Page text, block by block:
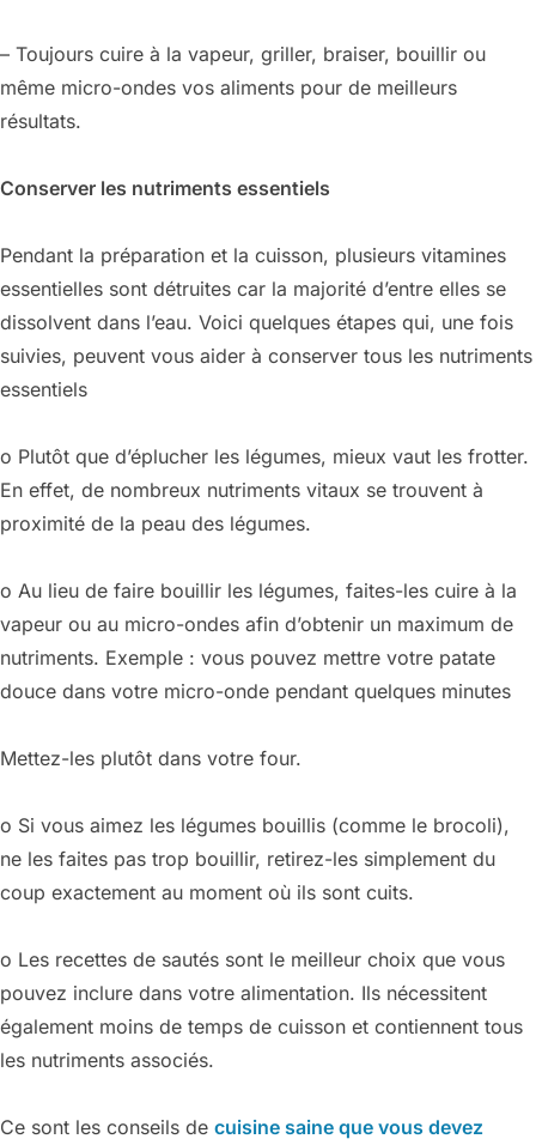
– Toujours cuire à la vapeur, griller, braiser, bouillir ou
même micro-ondes vos aliments pour de meilleurs
résultats.
Conserver les nutriments essentiels
Pendant la préparation et la cuisson, plusieurs vitamines
essentielles sont détruites car la majorité d’entre elles se
dissolvent dans l’eau. Voici quelques étapes qui, une fois
suivies, peuvent vous aider à conserver tous les nutriments
essentiels
o Plutôt que d’éplucher les légumes, mieux vaut les frotter.
En effet, de nombreux nutriments vitaux se trouvent à
proximité de la peau des légumes.
o Au lieu de faire bouillir les légumes, faites-les cuire à la
vapeur ou au micro-ondes afin d’obtenir un maximum de
nutriments. Exemple : vous pouvez mettre votre patate
douce dans votre micro-onde pendant quelques minutes
Mettez-les plutôt dans votre four.
o Si vous aimez les légumes bouillis (comme le brocoli),
ne les faites pas trop bouillir, retirez-les simplement du
coup exactement au moment où ils sont cuits.
o Les recettes de sautés sont le meilleur choix que vous
pouvez inclure dans votre alimentation. Ils nécessitent
également moins de temps de cuisson et contiennent tous
les nutriments associés.
Ce sont les conseils de cuisine saine que vous devez